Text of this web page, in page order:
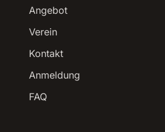
Angebot
Verein
Kontakt
Anmeldung
FAQ